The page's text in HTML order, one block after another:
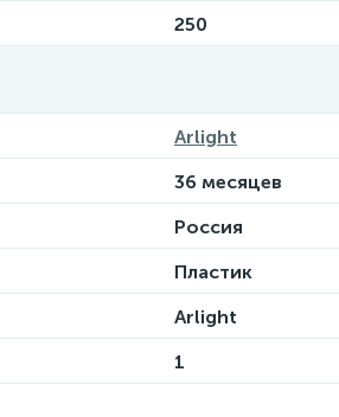
250
Arlight
36 месяцев
Россия
Пластик
Arlight
1